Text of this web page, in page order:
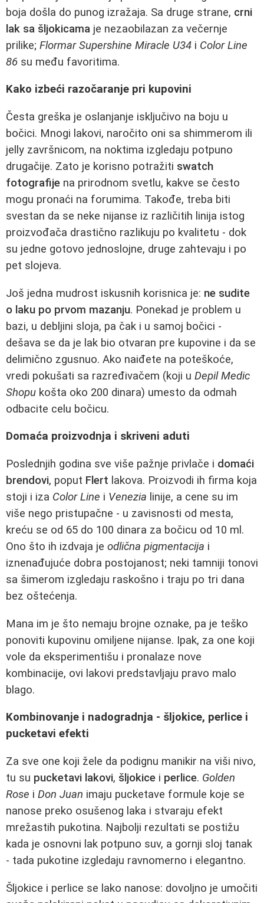
boja došla do punog izražaja. Sa druge strane, crni
lak sa šljokicama je nezaobilazan za večernje
prilike; Flormar Supershine Miracle U34 i Color Line
86 su među favoritima.
Kako izbeći razočaranje pri kupovini
Česta greška je oslanjanje isključivo na boju u
bočici. Mnogi lakovi, naročito oni sa shimmerom ili
jelly završnicom, na noktima izgledaju potpuno
drugačije. Zato je korisno potražiti swatch
fotografije na prirodnom svetlu, kakve se često
mogu pronaći na forumima. Takođe, treba biti
svestan da se neke nijanse iz različitih linija istog
proizvođača drastično razlikuju po kvalitetu - dok
su jedne gotovo jednoslojne, druge zahtevaju i po
pet slojeva.
Još jedna mudrost iskusnih korisnica je: ne sudite
o laku po prvom mazanju. Ponekad je problem u
bazi, u debljini sloja, pa čak i u samoj bočici -
dešava se da je lak bio otvaran pre kupovine i da se
delimično zgusnuo. Ako naiđete na poteškoće,
vredi pokušati sa razređivačem (koji u Depil Medic
Shopu košta oko 200 dinara) umesto da odmah
odbacite celu bočicu.
Domaća proizvodnja i skriveni aduti
Poslednjih godina sve više pažnje privlače i domaći
brendovi, poput Flert lakova. Proizvodi ih firma koja
stoji i iza Color Line i Venezia linije, a cene su im
više nego pristupačne - u zavisnosti od mesta,
kreću se od 65 do 100 dinara za bočicu od 10 ml.
Ono što ih izdvaja je odlična pigmentacija i
iznenađujuće dobra postojanost; neki tamniji tonovi
sa šimerom izgledaju raskošno i traju po tri dana
bez oštećenja.
Mana im je što nemaju brojne oznake, pa je teško
ponoviti kupovinu omiljene nijanse. Ipak, za one koji
vole da eksperimentišu i pronalaze nove
kombinacije, ovi lakovi predstavljaju pravo malo
blago.
Kombinovanje i nadogradnja - šljokice, perlice i
pucketavi efekti
Za sve one koji žele da podignu manikir na viši nivo,
tu su pucketavi lakovi, šljokice i perlice. Golden
Rose i Don Juan imaju pucketave formule koje se
nanose preko osušenog laka i stvaraju efekt
mrežastih pukotina. Najbolji rezultati se postižu
kada je osnovni lak potpuno suv, a gornji sloj tanak
- tada pukotine izgledaju ravnomerno i elegantno.
Šljokice i perlice se lako nanose: dovoljno je umočiti